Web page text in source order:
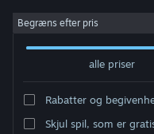
Log på
Begræns efter pris
alle priser
Rabatter og
Skjul spil, som er
Udgiver: InfiniteSpring Studio